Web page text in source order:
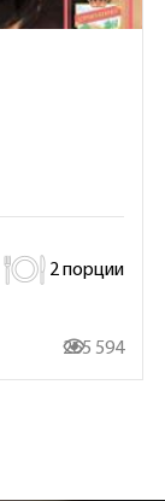
2 порции
265 594